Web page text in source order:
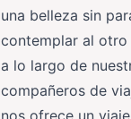
una belleza sin
contemplar al
a lo largo de
compañeros de
nos ofrece un